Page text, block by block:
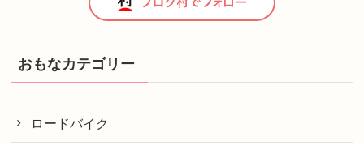
おもなカテゴリー
ロードバイク